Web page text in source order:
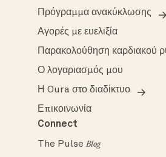
Πρόγραμμα ανακύκλωσης
Αγορές με ευελιξία
Παρακολούθηση καρδιακού
Ο λογαριασμός μου
Η Oura στο διαδίκτυο
Επικοινωνία
Connect
The PulseBlog